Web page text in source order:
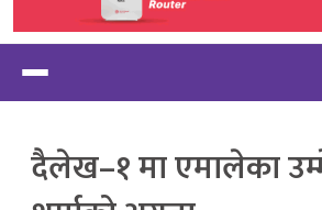
दैलेख–१ मा एमालेका